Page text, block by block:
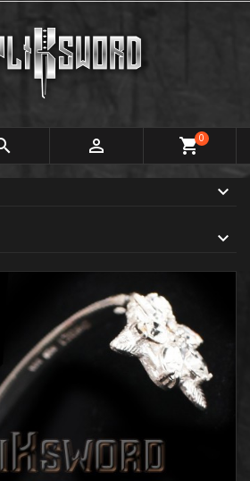
 shopping_cart0